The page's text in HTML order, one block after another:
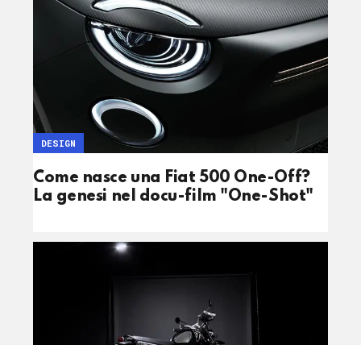
Come nasce una Fiat 500 One-Off?
La genesi nel docu-film "One-Shot"
DESIGN